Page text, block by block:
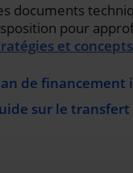
documents
pour
et concepts
de financement
sur le